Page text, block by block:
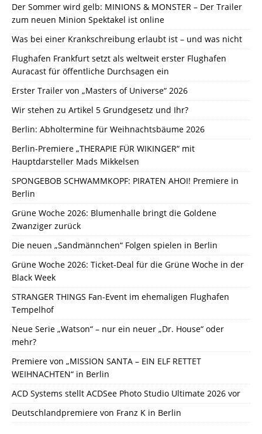
Der Sommer wird gelb: MINIONS & MONSTER – Der Trailer
zum neuen Minion Spektakel ist online
Was bei einer Krankschreibung erlaubt ist – und was nicht
Flughafen Frankfurt setzt als weltweit erster Flughafen
Auracast für öffentliche Durchsagen ein
Erster Trailer von „Masters of Universe“ 2026
Wir stehen zu Artikel 5 Grundgesetz und Ihr?
Berlin: Abholtermine für Weihnachtsbäume 2026
Berlin-Premiere „THERAPIE FÜR WIKINGER“ mit
Hauptdarsteller Mads Mikkelsen
SPONGEBOB SCHWAMMKOPF: PIRATEN AHOI! Premiere in
Berlin
Grüne Woche 2026: Blumenhalle bringt die Goldene
Zwanziger zurück
Die neuen „Sandmännchen“ Folgen spielen in Berlin
Grüne Woche 2026: Ticket-Deal für die Grüne Woche in der
Black Week
STRANGER THINGS Fan-Event im ehemaligen Flughafen
Tempelhof
Neue Serie „Watson“ – nur ein neuer „Dr. House“ oder
mehr?
Premiere von „MISSION SANTA – EIN ELF RETTET
WEIHNACHTEN“ in Berlin
ACD Systems stellt ACDSee Photo Studio Ultimate 2026 vor
Deutschlandpremiere von Franz K in Berlin